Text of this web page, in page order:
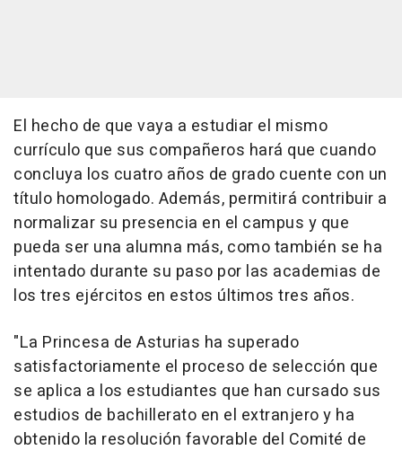
El hecho de que vaya a estudiar el mismo
currículo que sus compañeros hará que cuando
concluya los cuatro años de grado cuente con un
título homologado. Además, permitirá contribuir a
normalizar su presencia en el campus y que
pueda ser una alumna más, como también se ha
intentado durante su paso por las academias de
los tres ejércitos en estos últimos tres años.
"La Princesa de Asturias ha superado
satisfactoriamente el proceso de selección que
se aplica a los estudiantes que han cursado sus
estudios de bachillerato en el extranjero y ha
obtenido la resolución favorable del Comité de